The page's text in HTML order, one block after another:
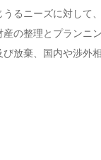
るニーズに対して
の整理とプランニ
放棄、国内や渉外